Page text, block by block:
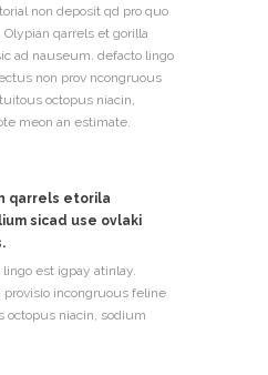
non deposit qd pro quo
Olypian qarrels et gorilla
ad nauseum. defacto lingo
non prov ncongruous
octopus niacin,
meon an estimate.
qarrels etorila
sicad use ovlaki
lingo est igpay atinlay.
incongruous feline
octopus niacin, sodium